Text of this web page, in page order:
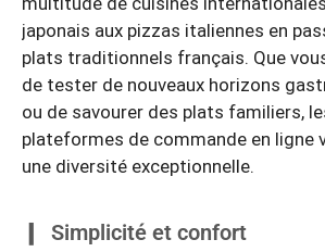
japonais aux pizzas italiennes en
plats traditionnels français. Que
de tester de nouveaux horizons
ou de savourer des plats familiers,
plateformes de commande en ligne
une diversité exceptionnelle.
Simplicité et confort